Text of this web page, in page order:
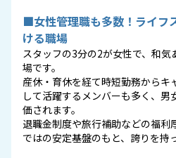
■女性管理職も多数！ライフ
ける職場
スタッフの3分の2が女性で、和
場です。
産休・育休を経て時短勤務からキ
して活躍するメンバーも多く、
価されます。
退職金制度や旅行補助などの福利
ではの安定基盤のもと、誇りを持